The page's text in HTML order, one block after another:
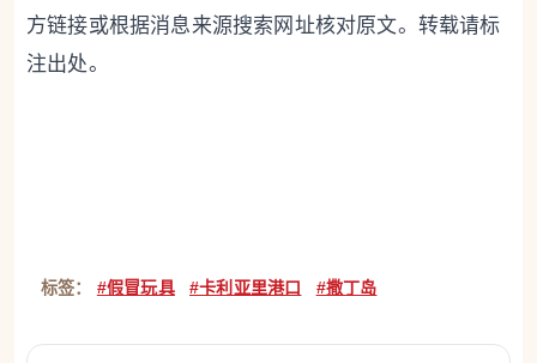
方链接或根据消息来源搜索网址核对原文。转载请标
注出处。
标签： #假冒玩具 #卡利亚里港口 #撒丁岛